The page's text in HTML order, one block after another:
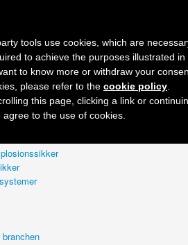
tør
tools use cookies, which are
to achieve the purposes illustrated in
to know more or withdraw your
please refer to the cookie policy
this page, clicking a link or
to the use of cookies.